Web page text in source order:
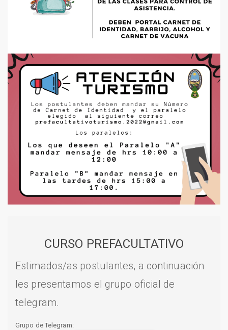
CURSO PREFACULTATIVO
Estimados/as postulantes, a continuación
les presentamos el grupo oficial de
telegram.
Grupo de Telegram: